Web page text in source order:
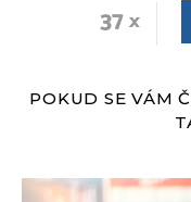
37
POKUD SE VÁM